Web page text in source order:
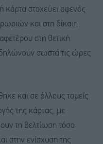
κάρτα στοχεύει αφενός
και στη δίκαιη
στη θετική
σωστά τις ώρες
και σε άλλους τομείς
της κάρτας, με
τη βελτίωση τόσο
στην ενίσχυση της